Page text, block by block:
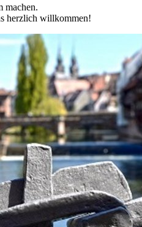
machen.
herzlich willkommen!